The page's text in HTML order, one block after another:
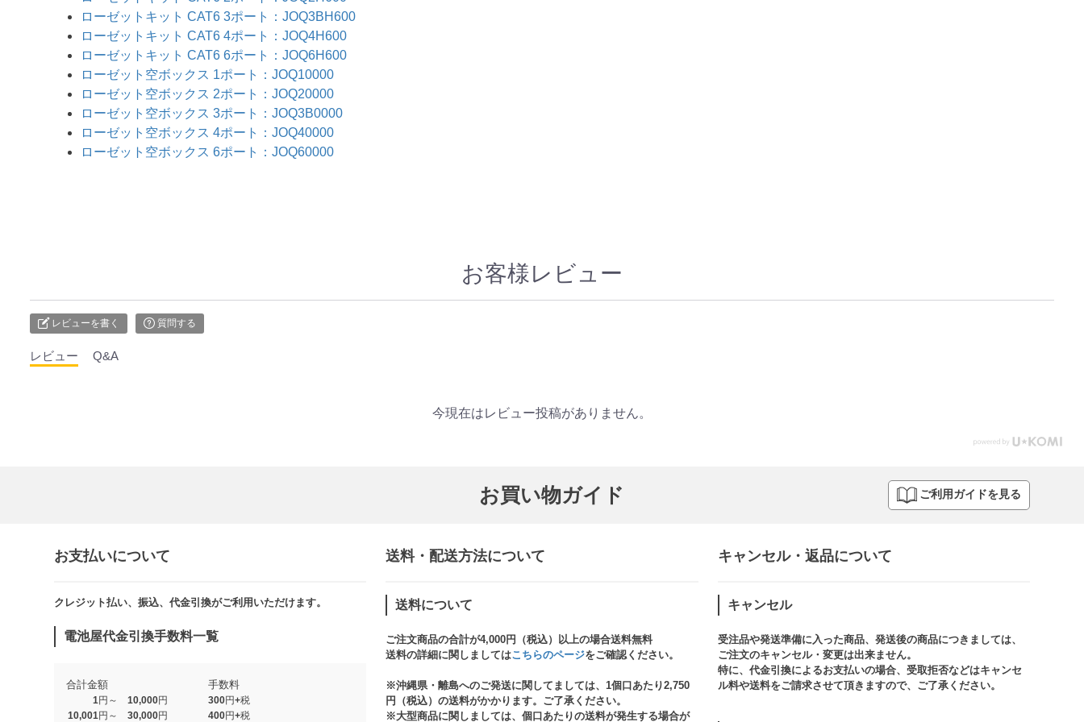
ローゼットキット CAT6 3ポート：JOQ3BH600
ローゼットキット CAT6 4ポート：JOQ4H600
ローゼットキット CAT6 6ポート：JOQ6H600
ローゼット空ボックス 1ポート：JOQ10000
ローゼット空ボックス 2ポート：JOQ20000
ローゼット空ボックス 3ポート：JOQ3B0000
ローゼット空ボックス 4ポート：JOQ40000
ローゼット空ボックス 6ポート：JOQ60000
お客様レビュー
レビューを書く 質問する
レビュー Q&A
今現在はレビュー投稿がありません。
お買い物ガイド ご利用ガイドを見る
お支払いについて
クレジット払い、振込、代金引換がご利用いただけます。​​
電池屋代金引換手数料一覧
合計金額 手数料
1円～ 10,000円
300円+税
10,001円～ 30,000円
400円+税
送料・配送方法について​
送料について
ご注文商品の合計が4,000円（税込）以上の場合送料無料
送料の詳細に関しましてはこちらのページをご確認ください。​
※沖縄県・離島へのご発送に関してましては、1個口あたり2,750
円（税込）の送料がかかります。ご了承ください。
※大型商品に関しましては、個口あたりの送料が発生する場合が
キャンセル・返品について​
キャンセル
受注品や発送準備に入った商品、発送後の商品につきましては、
ご注文のキャンセル・変更は出来ません。​
特に、代金引換によるお支払いの場合、受取拒否などはキャンセ
ル料や送料をご請求させて頂きますので、ご了承ください。​